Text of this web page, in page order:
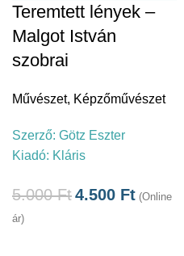
Teremtett lények –
Malgot István
szobrai
Művészet, Képzőművészet
Szerző: Götz Eszter
Kiadó: Kláris
5.000Ft4.500 Ft (Online
ár)